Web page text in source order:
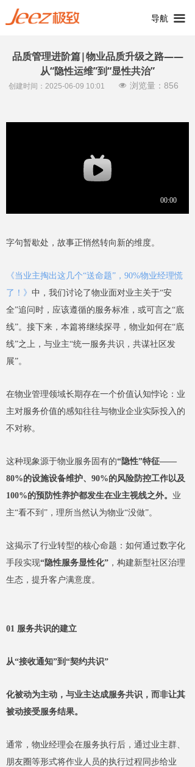
导航 끀
品质管理进阶篇|物业品质升级之路——
从“隐性运维”到“显性共治”
字句暂歇处，故事正悄然转向新的维度。
《当业主掏出这几个“送命题”，90%物业经理慌
了！》 中，我们讨论了物业面对业主关于“安
全”追问时，应该遵循的服务标准，或可言之“底
线”。接下来，本篇将继续探寻，物业如何在“底
线”之上，与业主“统一服务共识，共谋社区发
展”。
在物业管理领域长期存在一个价值认知悖论：业
主对服务价值的感知往往与物业企业实际投入的
不对称。
这种现象源于物业服务固有的“隐性”特征——
80%的设施设备维护、90%的风险防控工作以及
100%的预防性养护都发生在业主视线之外。 业
主“看不到”，理所当然认为物业“没做”。
这揭示了行业转型的核心命题：如何通过数字化
手段实现“隐性服务显性化” ，构建新型社区治理
生态，提升客户满意度。
01 服务共识的建立
从“接收通知”到“契约共识”
化被动为主动，与业主达成服务共识，而非让其
被动接受服务结果。
通常，物业经理会在服务执行后，通过业主群、
朋友圈等形式将作业人员的执行过程同步给业
创建时间： 2025-06-09 10:01 넶 浏览量： 856